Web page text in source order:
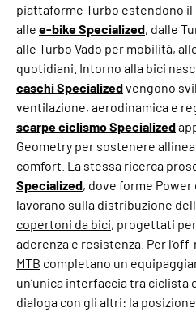
piattaforme Turbo estendono
alle e-bike Specialized, dalle
alle Turbo Vado per mobilità,
quotidiani. Intorno alla bici
caschi Specializedvengono
ventilazione, aerodinamica e
scarpe ciclismo Specialized
Geometry per sostenere
comfort. La stessa ricerca
Specialized, dove forme
lavorano sulla distribuzione
copertoni da bici, progettati
aderenza e resistenza. Per
MTB completano un
un’unica interfaccia tra ciclista
dialoga con gli altri: la